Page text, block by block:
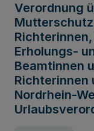
Verordnung
Erholungs-
Beamtinnen
Richterinnen
Nordrhein-